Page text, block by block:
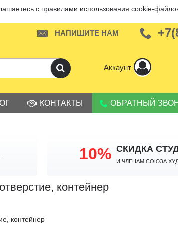
с правилами использования cookie-
НАПИШИТЕ НАМ
Аккаунт
КОНТАКТЫ ОБРАТНЫЙ
10% СКИДКА
И членам Союза
контейнер
контейнер